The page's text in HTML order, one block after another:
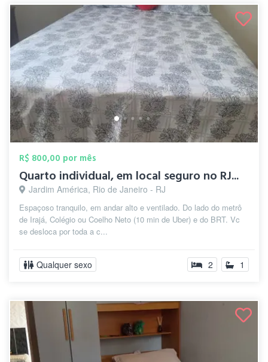
R$ 800,00 por mês
Quarto individual, em local seguro no RJ...
Jardim América, Rio de Janeiro - RJ
Espaçoso tranquilo, em andar alto e ventilado. Do lado do metrô
de Irajá, Colégio ou Coelho Neto (10 min de Uber) e do BRT. Vc
se desloca por toda a c...
Qualquer sexo 2 1